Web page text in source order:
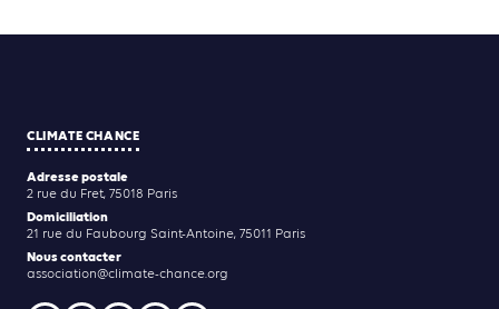
CLIMATE CHANCE
Adresse postale
2 rue du Fret, 75018 Paris
Domiciliation
21 rue du Faubourg Saint-Antoine, 75011 Paris
Nous contacter
association@climate-chance.org